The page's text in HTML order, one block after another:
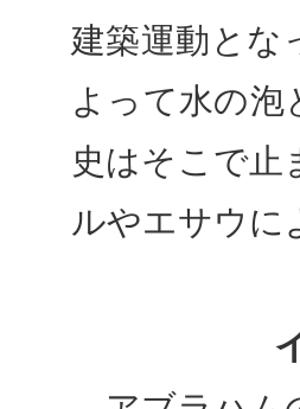
建築運動とな
よって水の泡
史はそこで止
ルやエサウに